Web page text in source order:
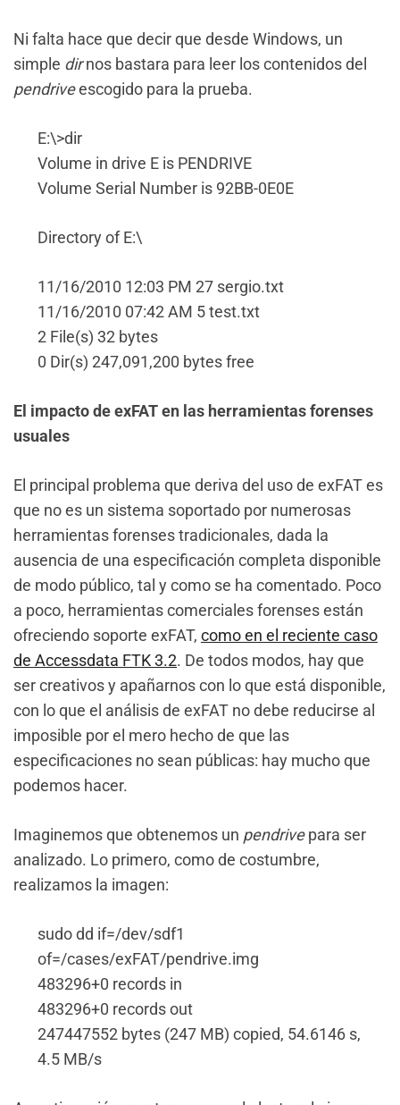
Ni falta hace que decir que desde Windows, un
simple dirnos bastara para leer los contenidos del
pendriveescogido para la prueba.
E:\>dir
Volume in drive E is PENDRIVE
Volume Serial Number is 92BB-0E0E
Directory of E:\
11/16/2010 12:03 PM 27 sergio.txt
11/16/2010 07:42 AM 5 test.txt
2 File(s) 32 bytes
0 Dir(s) 247,091,200 bytes free
El impacto de exFAT en las herramientas forenses
usuales
El principal problema que deriva del uso de exFAT es
que no es un sistema soportado por numerosas
herramientas forenses tradicionales, dada la
ausencia de una especificación completa disponible
de modo público, tal y como se ha comentado. Poco
a poco, herramientas comerciales forenses están
ofreciendo soporte exFAT, como en el reciente caso
de Accessdata FTK 3.2. De todos modos, hay que
ser creativos y apañarnos con lo que está disponible,
con lo que el análisis de exFAT no debe reducirse al
imposible por el mero hecho de que las
especificaciones no sean públicas: hay mucho que
podemos hacer.
Imaginemos que obtenemos un pendrivepara ser
analizado. Lo primero, como de costumbre,
realizamos la imagen:
sudo dd if=/dev/sdf1
of=/cases/exFAT/pendrive.img
483296+0 records in
483296+0 records out
247447552 bytes (247 MB) copied, 54.6146 s,
4.5 MB/s